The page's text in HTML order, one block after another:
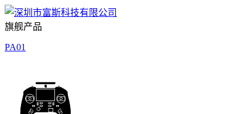
旗舰产品
PA01